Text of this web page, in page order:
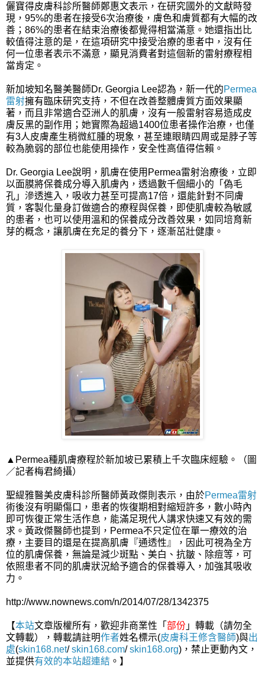
儷寶得皮膚科診所醫師鄭惠文表示，在研究國外的文獻時發
現，95%的患者在接受6次治療後，膚色和膚質都有大幅的改
善；86%的患者在結束治療後都覺得相當滿意。她還指出比
較值得注意的是，在這項研究中接受治療的患者中，沒有任
何一位患者表示不滿意，顯見消費者對這個新的雷射療程相
當肯定。
新加坡知名醫美醫師Dr. Georgia Lee認為，新一代的Permea
雷射擁有臨床研究支持，不但在改善整體膚質方面效果顯
著，而且非常適合亞洲人的肌膚，沒有一般雷射容易造成皮
膚反黑的副作用；她實際為超過1400位患者操作治療，也僅
有3人皮膚產生稍微紅腫的現象，甚至連眼睛四周或是脖子等
較為脆弱的部位也能使用操作，安全性高值得信賴。
Dr. Georgia Lee說明，肌膚在使用Permea雷射治療後，立即
以面膜將保養成分導入肌膚內，透過數千個細小的「偽毛
孔」滲透進入，吸收力甚至可提高17倍，還能針對不同膚
質，客製化量身訂做適合的療程與保養，即使肌膚較為敏感
的患者，也可以使用溫和的保養成分改善效果，如同培育新
芽的概念，讓肌膚在充足的養分下，逐漸茁壯健康。
▲Permea種肌膚療程於新加坡已累積上千次臨床經驗。（圖
／記者梅君綺攝）
聖緹雅醫美皮膚科診所醫師黃政傑則表示，由於Permea雷射
術後沒有明顯傷口，患者的恢復期相對縮短許多，數小時內
即可恢復正常生活作息，能滿足現代人講求快速又有效的需
求。黃政傑醫師也提到，Permea不只定位在單一療效的治
療，主要目的還是在提高肌膚『通透性』，因此可視為全方
位的肌膚保養，無論是減少斑點、美白、抗皺、除痘等，可
依照患者不同的肌膚狀況給予適合的保養導入，加強其吸收
力。
http://www.nownews.com/n/2014/07/28/1342375
【本站文章版權所有，歡迎非商業性「 部份 」轉載（請勿全
文轉載），轉載請註明作者姓名標示(皮膚科王修含醫師)與出
處(skin168.net/skin168.com/skin168.org)，禁止更動內文，
並提供有效的本站超連結 。】